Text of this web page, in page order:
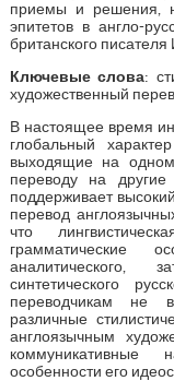
приемы и решения,
эпитетов в англо-
британского
Ключевые слова:
художественный
В настоящее время
глобальный
выходящие на одном
переводу на
поддерживает
перевод
что
грамматические
аналитического,
синтетического
переводчикам не
различные
англоязычным
коммуникативные
особенности его